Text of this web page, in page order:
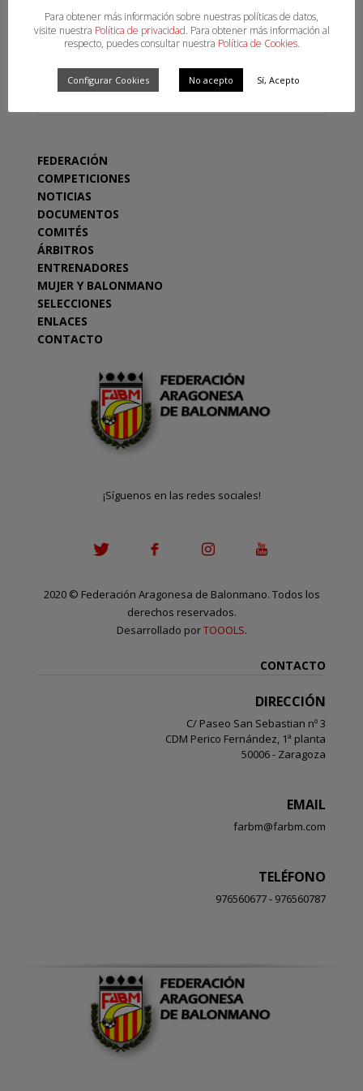
SECCIONES
FEDERACIÓN
COMPETICIONES
NOTICIAS
DOCUMENTOS
COMITÉS
ÁRBITROS
ENTRENADORES
MUJER Y BALONMANO
SELECCIONES
ENLACES
CONTACTO
¡Síguenos en las redes sociales!
2020 © Federación Aragonesa de Balonmano. Todos los
derechos reservados.
Desarrollado porTOOOLS.
CONTACTO
DIRECCIÓN
C/ Paseo San Sebastian nº 3
CDM Perico Fernández, 1ª planta
50006 - Zaragoza
EMAIL
farbm@farbm.com
TELÉFONO
976560677 - 976560787
Para obtener más información sobre nuestras políticas de datos,
visite nuestra Política de privacidad. Para obtener más información al
respecto, puedes consultar nuestra Política de Cookies.
Configurar Cookies No acepto Sí, Acepto